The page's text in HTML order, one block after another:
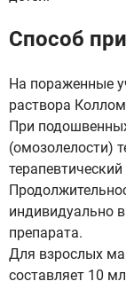
Способ
На пораженные
раствора
При
(омозолелости)
индивидуально
препарата.
Для взрослых
составляет 10